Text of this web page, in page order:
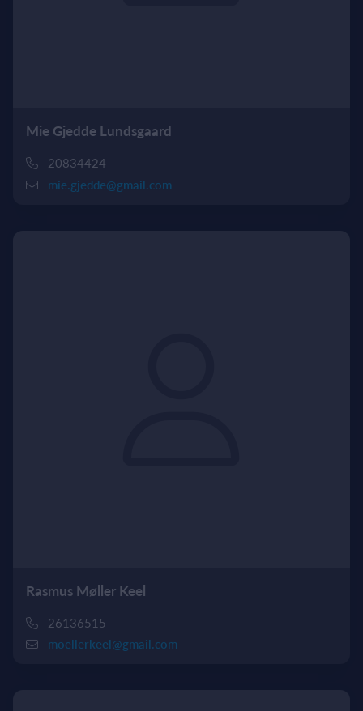
Mie Gjedde Lundsgaard
20834424
mie.gjedde@gmail.com
Rasmus Møller Keel
26136515
moellerkeel@gmail.com